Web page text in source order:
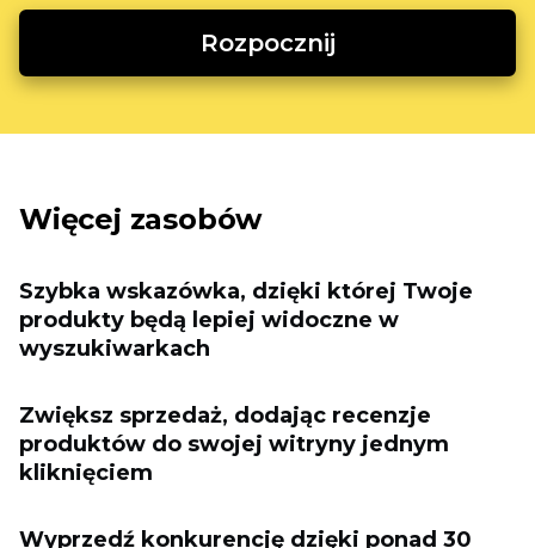
Rozpocznij
Więcej zasobów
Szybka wskazówka, dzięki której Twoje
produkty będą lepiej widoczne w
wyszukiwarkach
Zwiększ sprzedaż, dodając recenzje
produktów do swojej witryny jednym
kliknięciem
Wyprzedź konkurencję dzięki ponad 30